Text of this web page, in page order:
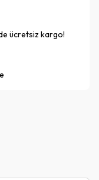
ücretsiz kargo!